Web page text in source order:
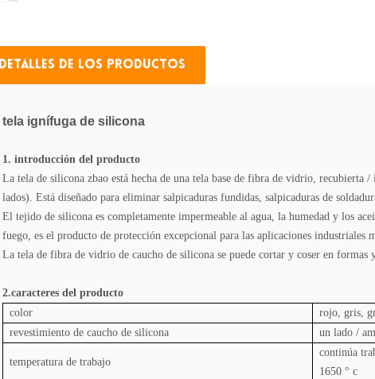
Detalles De Los Productos
tela ignífuga de silicona
1. introducción del producto
La tela de silicona zbao está hecha de una tela base de fibra de vidrio, recubierta
lados). Está diseñado para eliminar salpicaduras fundidas, salpicaduras de
El tejido de silicona es completamente impermeable al agua, la humedad y los
fuego, es el producto de protección excepcional para las aplicaciones industriales
La tela de fibra de vidrio de caucho de silicona se puede cortar y coser en formas
2.caracteres del producto
color
rojo, gris,
revestimiento de caucho de silicona
un lado /
temperatura de trabajo
continúa
1650 ° c